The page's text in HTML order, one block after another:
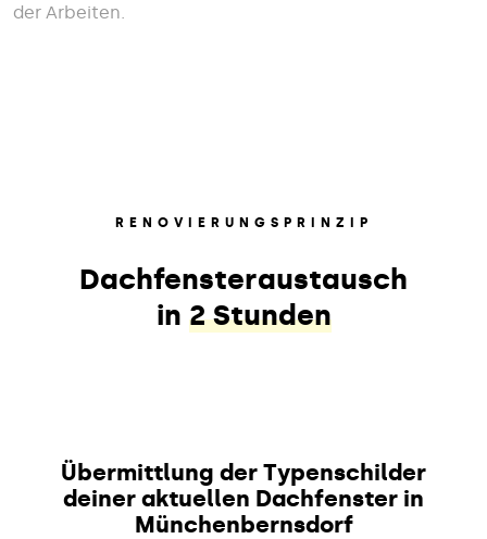
der Arbeiten.
RENOVIERUNGSPRINZIP
Dachfensteraustausch
in 2 Stunden
Übermittlung der Typenschilder
deiner aktuellen Dachfenster in
Münchenbernsdorf